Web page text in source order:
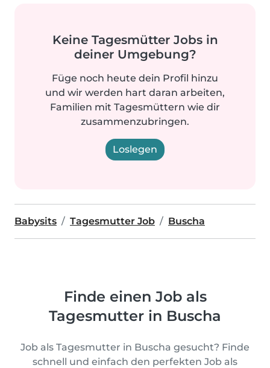
Keine Tagesmütter Jobs in
deiner Umgebung?
Füge noch heute dein Profil hinzu
und wir werden hart daran arbeiten,
Familien mit Tagesmüttern wie dir
zusammenzubringen.
Loslegen
Babysits Tagesmutter Job Buscha
Finde einen Job als
Tagesmutter in Buscha
Job als Tagesmutter in Buscha gesucht? Finde
schnell und einfach den perfekten Job als